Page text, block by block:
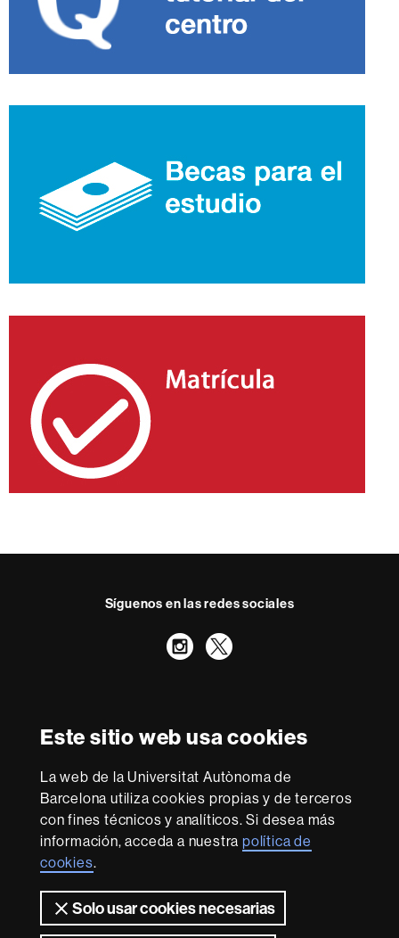
Este sitio web usa cookies
La web de la Universitat Autònoma de
Barcelona utiliza cookies propias y de terceros
con fines técnicos y analíticos. Si desea más
información, acceda a nuestrapolítica de
cookies.
Solo usar cookies necesarias
Síguenos en las redes sociales
Instagram
Twitter
Excellence
Research
-
Euraxess
Con la financiación de
Sobre
esta
web Aviso legal Protección de datos